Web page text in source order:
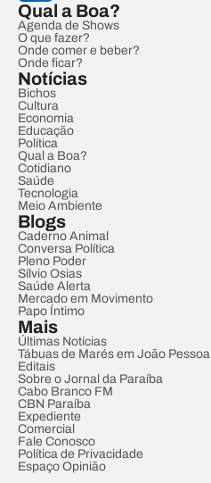
Qual a Boa?
Agenda de Shows
O que fazer?
Onde comer e beber?
Onde ficar?
Notícias
Bichos
Cultura
Economia
Educação
Política
Qual a Boa?
Cotidiano
Saúde
Tecnologia
Meio Ambiente
Blogs
Caderno Animal
Conversa Política
Pleno Poder
Sílvio Osias
Saúde Alerta
Mercado em Movimento
Papo Íntimo
Mais
Últimas Notícias
Tábuas de Marés em João Pessoa
Editais
Sobre o Jornal da Paraíba
Cabo Branco FM
CBN Paraíba
Expediente
Comercial
Fale Conosco
Política de Privacidade
Espaço Opinião